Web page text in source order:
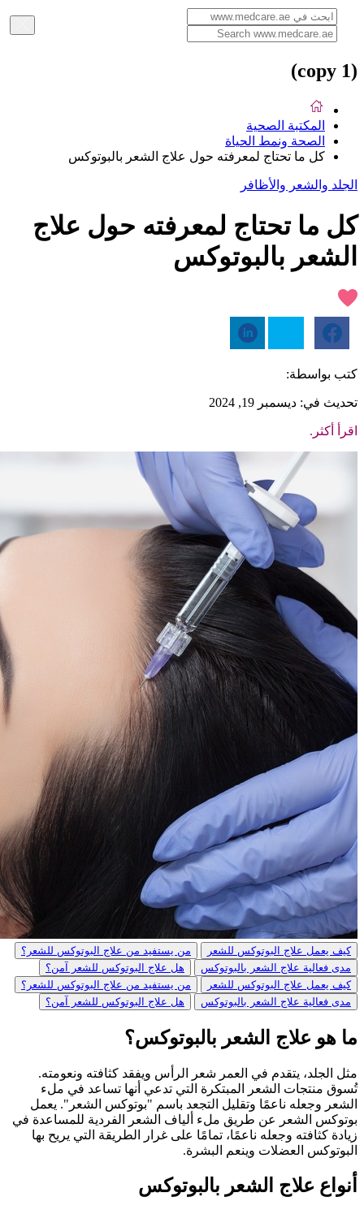
(copy 1)
المكتبة الصحية
الصحة ونمط الحياة
كل ما تحتاج لمعرفته حول علاج الشعر بالبوتوكس
الجلد والشعر والأظافر
كل ما تحتاج لمعرفته حول علاج
الشعر بالبوتوكس
كتب بواسطة:
تحديث في: ديسمبر 19, 2024
اقرأ أكثر.
كيف يعمل علاج البوتوكس للشعر
من يستفيد من علاج البوتوكس للشعر؟
مدى فعالية علاج الشعر بالبوتوكس
هل علاج البوتوكس للشعر آمن؟
كيف يعمل علاج البوتوكس للشعر
من يستفيد من علاج البوتوكس للشعر؟
مدى فعالية علاج الشعر بالبوتوكس
هل علاج البوتوكس للشعر آمن؟
ما هو علاج الشعر بالبوتوكس؟
مثل الجلد، يتقدم في العمر شعر الرأس ويفقد كثافته ونعومته.
تُسوق منتجات الشعر المبتكرة التي تدعي أنها تساعد في ملء
الشعر وجعله ناعمًا وتقليل التجعد باسم "بوتوكس الشعر". يعمل
بوتوكس الشعر عن طريق ملء ألياف الشعر الفردية للمساعدة في
زيادة كثافته وجعله ناعمًا، تمامًا على غرار الطريقة التي يريح بها
البوتوكس العضلات وينعم البشرة.
أنواع علاج الشعر بالبوتوكس